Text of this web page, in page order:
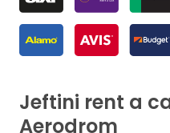
Jeftini rent a
Aerodrom